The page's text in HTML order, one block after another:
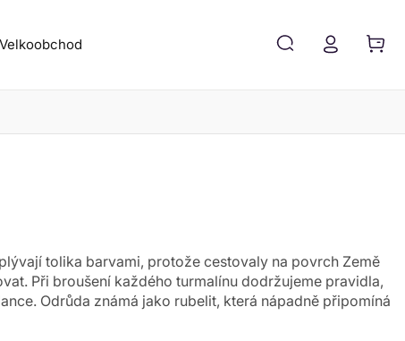
Velkoobchod
tolika barvami, protože cestovaly na povrch Země
Při broušení každého turmalínu dodržujeme pravidla,
Odrůda známá jako rubelit, která nápadně připomíná